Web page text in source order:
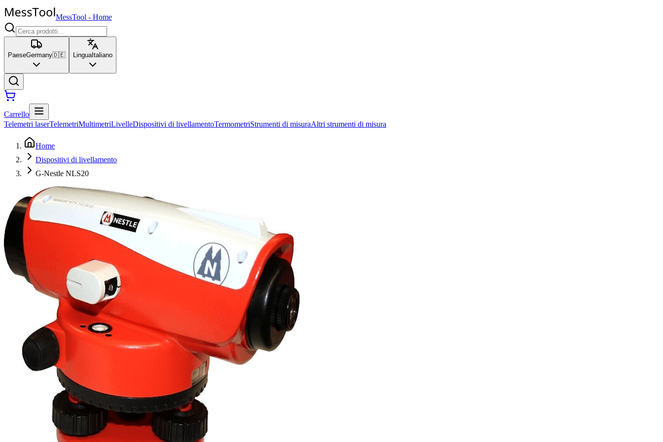
MessTool - Home
PaeseGermany🇩🇪 LinguaItaliano
Carrello
Telemetri laserTelemetriMultimetriLivelleDispositivi di livellamentoTermometriStrumenti di misuraAltri strumenti di misura
Home
Dispositivi di livellamento
G-Nestle NLS20